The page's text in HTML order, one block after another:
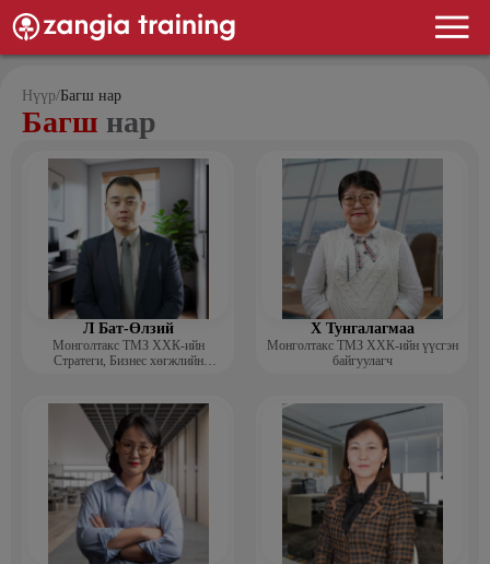
Нүүр/Багш нар
Багш нар
Л Бат-Өлзий
Монголтакс ТМЗ ХХК-ийн
Стратеги, Бизнес хөгжлийн
Х Тунгалагмаа
Монголтакс ТМЗ ХХК-ийн үүсгэн
байгуулагч